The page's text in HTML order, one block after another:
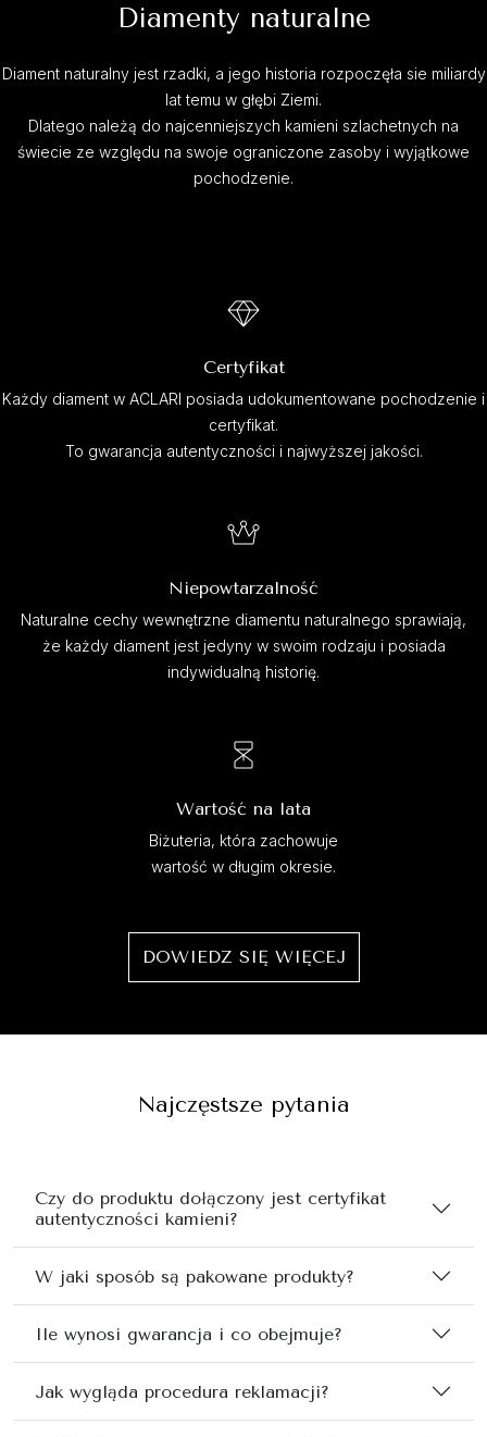
Diamenty naturalne
Diament naturalny jest rzadki, a jego historia rozpoczęła sie miliardy
lat temu w głębi Ziemi.
Dlatego należą do najcenniejszych kamieni szlachetnych na
świecie ze względu na swoje ograniczone zasoby i wyjątkowe
pochodzenie.
Certyfikat
Każdy diament w ACLARI posiada udokumentowane pochodzenie i
certyfikat.
To gwarancja autentyczności i najwyższej jakości.
Niepowtarzalność
Naturalne cechy wewnętrzne diamentu naturalnego sprawiają,
że każdy diament jest jedyny w swoim rodzaju i posiada
indywidualną historię.
Wartość na lata
Biżuteria, która zachowuje
wartość w długim okresie.
DOWIEDZ SIĘ WIĘCEJ
Najczęstsze pytania
Czy do produktu dołączony jest certyfikat
autentyczności kamieni?
W jaki sposób są pakowane produkty?
Ile wynosi gwarancja i co obejmuje?
Jak wygląda procedura reklamacji?